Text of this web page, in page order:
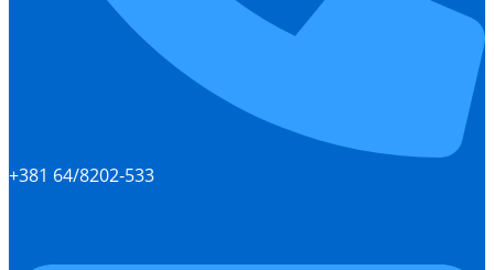
+381 64/8202-533